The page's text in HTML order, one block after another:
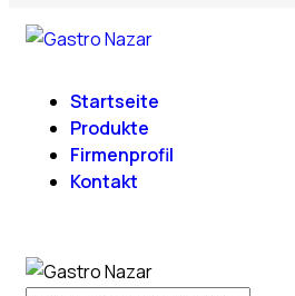
Startseite
Produkte
Firmenprofil
Kontakt